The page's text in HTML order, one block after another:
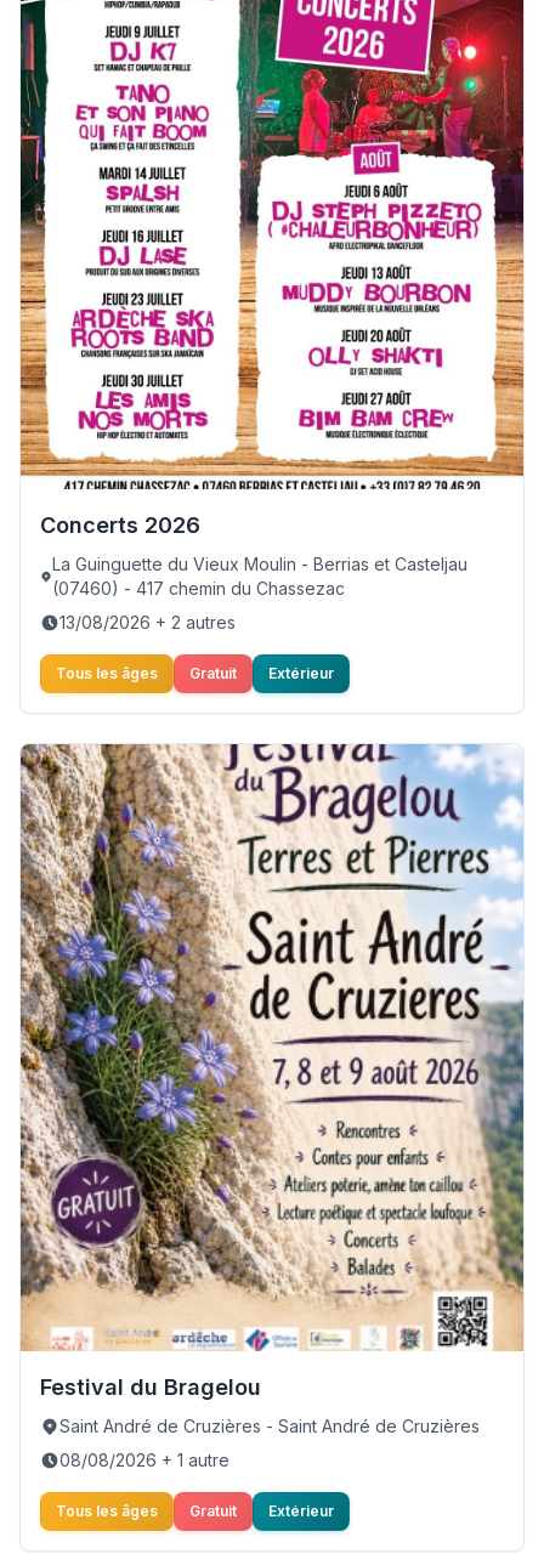
Concerts 2026
La Guinguette du Vieux Moulin - Berrias et Casteljau
(07460) - 417 chemin du Chassezac
13/08/2026 + 2 autres
Tous les âges Gratuit Extérieur
Festival du Bragelou
Saint André de Cruzières - Saint André de Cruzières
08/08/2026 + 1 autre
Tous les âges Gratuit Extérieur